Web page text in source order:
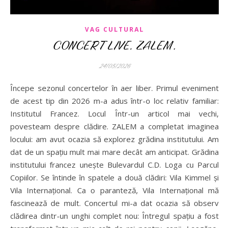
VAG CULTURAL
CONCERT LIVE. ZALEM.
24/05/2026
Începe sezonul concertelor în aer liber. Primul eveniment
de acest tip din 2026 m-a adus într-o loc relativ familiar:
Institutul Francez. Locul Într-un articol mai vechi,
povesteam despre clădire. ZALEM a completat imaginea
locului: am avut ocazia să explorez grădina institutului. Am
dat de un spațiu mult mai mare decât am anticipat. Grădina
institutului francez unește Bulevardul C.D. Loga cu Parcul
Copiilor. Se întinde în spatele a două clădiri: Vila Kimmel și
Vila Internațional. Ca o paranteză, Vila Internațional mă
fascinează de mult. Concertul mi-a dat ocazia să observ
clădirea dintr-un unghi complet nou: Întregul spațiu a fost